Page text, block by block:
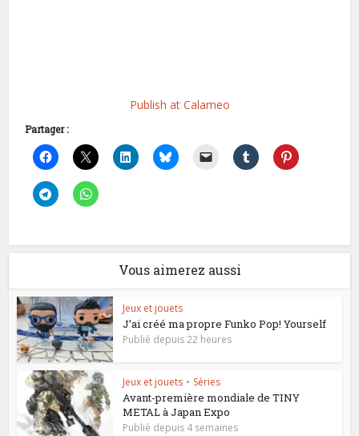
Publish at Calameo
Partager :
Vous aimerez aussi
Jeux et jouets
J’ai créé ma propre Funko Pop! Yourself
Publié depuis 22 heures
Jeux et jouets • Séries
Avant-première mondiale de TINY
METAL à Japan Expo
Publié depuis 4 semaines